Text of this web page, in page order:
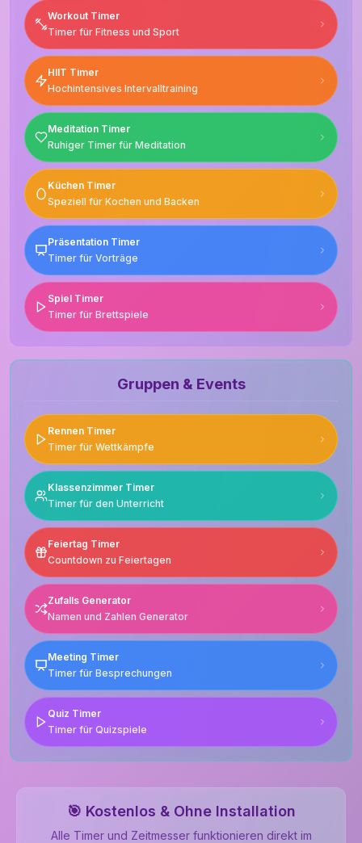
Workout Timer
Timer für Fitness und Sport
HIIT Timer
Hochintensives Intervalltraining
Meditation Timer
Ruhiger Timer für Meditation
Küchen Timer
Speziell für Kochen und Backen
Präsentation Timer
Timer für Vorträge
Spiel Timer
Timer für Brettspiele
Gruppen & Events
Rennen Timer
Timer für Wettkämpfe
Klassenzimmer Timer
Timer für den Unterricht
Feiertag Timer
Countdown zu Feiertagen
Zufalls Generator
Namen und Zahlen Generator
Meeting Timer
Timer für Besprechungen
Quiz Timer
Timer für Quizspiele
🎯 Kostenlos & Ohne Installation
Alle Timer und Zeitmesser funktionieren direkt im